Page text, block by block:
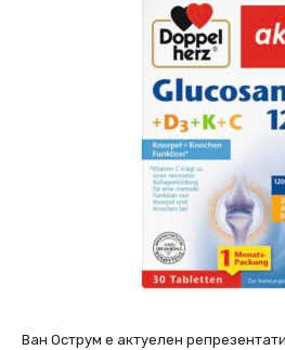
Ван Острум е актуелен